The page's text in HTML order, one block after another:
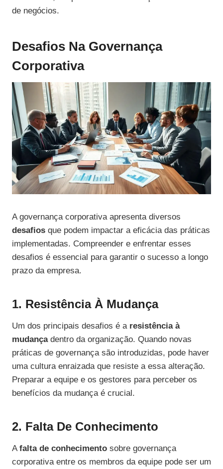
de negócios.
Desafios Na Governança
Corporativa
A governança corporativa apresenta diversos
desafios que podem impactar a eficácia das práticas
implementadas. Compreender e enfrentar esses
desafios é essencial para garantir o sucesso a longo
prazo da empresa.
1. Resistência À Mudança
Um dos principais desafios é a resistência à
mudançadentro da organização. Quando novas
práticas de governança são introduzidas, pode haver
uma cultura enraizada que resiste a essa alteração.
Preparar a equipe e os gestores para perceber os
benefícios da mudança é crucial.
2. Falta De Conhecimento
Afalta de conhecimento sobre governança
corporativa entre os membros da equipe pode ser um